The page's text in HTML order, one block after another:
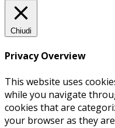
Chiudi
Privacy Overview
This website uses
while you navigate
cookies that are
your browser as they